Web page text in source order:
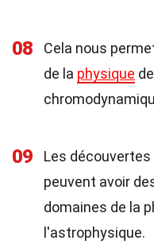
08
Cela nous
de la physique
09
Les
peuvent avoir
domaines de la
l'astrophysique.